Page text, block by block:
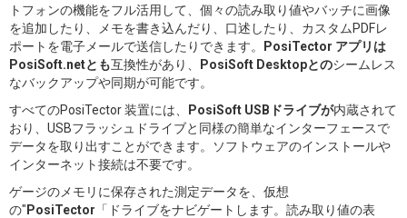
トフォンの機能をフル活用して、個々の読み取り値やバッチに画像
を追加したり、メモを書き込んだり、口述したり、カスタムPDFレ
ポートを電子メールで送信したりできます。 PosiTector アプリは
PosiSoft.netとも互換性があり、 PosiSoft Desktopとのシームレス
なバックアップや同期が可能です。
すべてのPosiTector 装置には、 PosiSoft USBドライブが内蔵されて
おり、USBフラッシュドライブと同様の簡単なインターフェースで
データを取り出すことができます。ソフトウェアのインストールや
インターネット接続は不要です。
ゲージのメモリに保存された測定データを、仮想
の"PosiTector 「ドライブをナビゲートします。読み取り値の表